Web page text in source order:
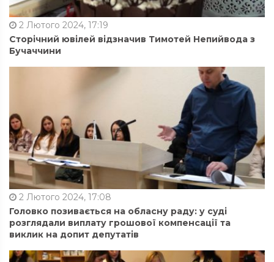
2 Лютого 2024, 17:19
Сторічний ювілей відзначив Тимотей Непийвода з
Бучаччини
2 Лютого 2024, 17:08
Головко позивається на обласну раду: у суді
розглядали виплату грошової компенсації та
виклик на допит депутатів